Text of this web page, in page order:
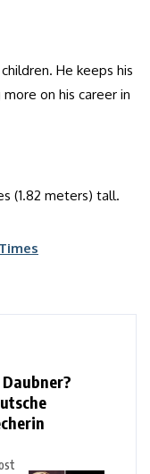
He keeps his
on his career in
(1.82 meters) tall.